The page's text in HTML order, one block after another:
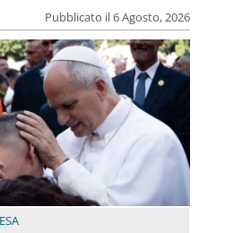
Pubblicato il 6 Agosto, 2026